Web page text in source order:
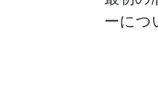
ーにつ